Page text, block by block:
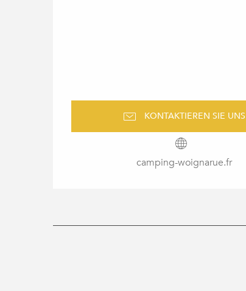
KONTAKTIEREN SIE UNS
camping-woignarue.fr